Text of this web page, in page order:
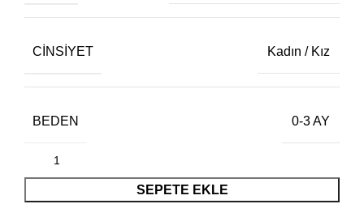
CINSIYET Kadın / Kız
BEDEN 0-3 AY
SEPETE EKLE